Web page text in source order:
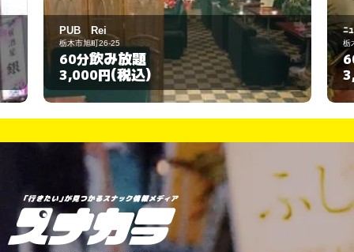
Rei
旭町26-25
飲み放題
円 (税込)
ﾆｭｰ スターダム
栃木市片柳町4-14-20
60分飲み放題
3,000円 (税